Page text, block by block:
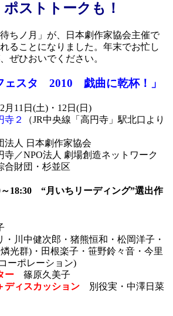
ストトークも！
ちノ月」が、日本劇作家協会主催で
ることになりました。年末でお忙し
ぜひおいでください。
ェスタ 2010 戯曲に乾杯！」
11日(土)・12日(日)
寺２
（JR中央線「高円寺」駅北口より
人 日本劇作家協会
／NPO法人 劇場創造ネットワーク
財団・杉並区
～18:30 “月いちリーディング”選出作
川中健次郎・猪熊恒和・松岡洋子・
光群)・田根楽子・笹野鈴々音・今里
ーポレーション)
ー篠原久美子
ディスカッション別役実・中澤日菜